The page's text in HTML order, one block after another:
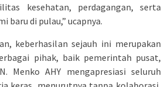
kesehatan, perdagangan, serta
baru di pulau,” ucapnya.
keberhasilan sejauh ini merupakan
pihak, baik pemerintah pusat,
Menko AHY mengapresiasi seluruh